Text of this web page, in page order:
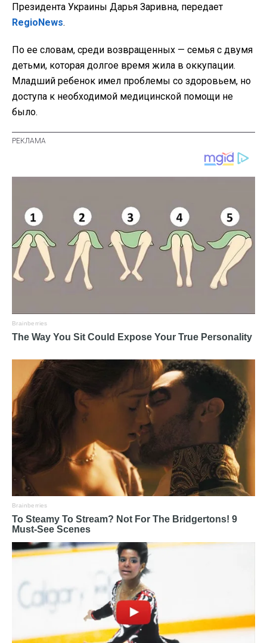
Президента Украины Дарья Заривна, передает
RegioNews.
По ее словам, среди возвращенных — семья с двумя
детьми, которая долгое время жила в оккупации.
Младший ребенок имел проблемы со здоровьем, но
доступа к необходимой медицинской помощи не
было.